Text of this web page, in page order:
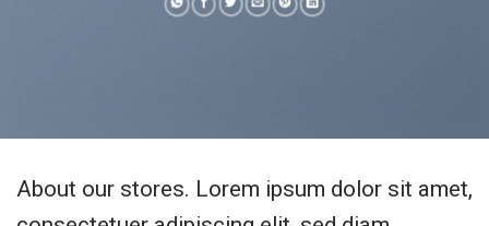
About our stores. Lorem ipsum dolor sit amet,